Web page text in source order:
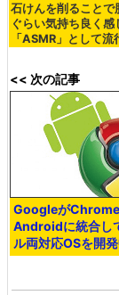
石けんを削ることで
ぐらい気持ち良く感
「ASMR」として流
<< 次の記事
Googleが
Androidに統合し
ル両対応OSを開